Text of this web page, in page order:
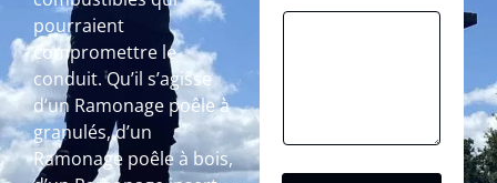
pourraient
compromettre le
conduit. Qu’il s’agisse
d’un Ramonage poêle à
granulés, d’un
Ramonage poêle à bois,